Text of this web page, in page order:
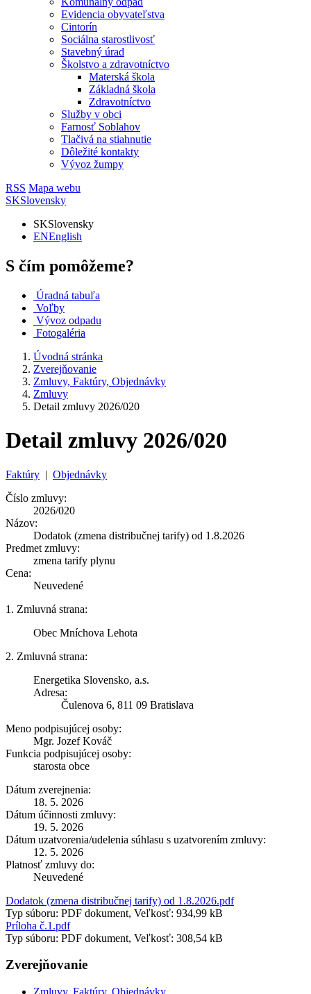
Evidencia obyvateľstva
Cintorín
Sociálna starostlivosť
Stavebný úrad
Školstvo a zdravotníctvo
Materská škola
Základná škola
Zdravotníctvo
Služby v obci
Farnosť Soblahov
Tlačivá na stiahnutie
Dôležité kontakty
Vývoz žumpy
RSS Mapa webu
SKSlovensky
SKSlovensky
ENEnglish
S čím pomôžeme?
Úradná tabuľa
Voľby
Vývoz odpadu
Fotogaléria
Úvodná stránka
Zverejňovanie
Zmluvy, Faktúry, Objednávky
Zmluvy
Detail zmluvy 2026/020
Detail zmluvy 2026/020
Faktúry | Objednávky
Číslo zmluvy:
2026/020
Názov:
Dodatok (zmena distribučnej tarify) od 1.8.2026
Predmet zmluvy:
zmena tarify plynu
Cena:
Neuvedené
1. Zmluvná strana:
Obec Mníchova Lehota
2. Zmluvná strana:
Energetika Slovensko, a.s.
Adresa:
Čulenova 6, 811 09 Bratislava
Meno podpisujúcej osoby:
Mgr. Jozef Kováč
Funkcia podpisujúcej osoby:
starosta obce
Dátum zverejnenia:
18. 5. 2026
Dátum účinnosti zmluvy:
19. 5. 2026
Dátum uzatvorenia/udelenia súhlasu s uzatvorením zmluvy:
12. 5. 2026
Platnosť zmluvy do:
Neuvedené
Dodatok (zmena distribučnej tarify) od 1.8.2026.pdf
Typ súboru: PDF dokument, Veľkosť: 934,99 kB
Príloha č.1.pdf
Typ súboru: PDF dokument, Veľkosť: 308,54 kB
Zverejňovanie